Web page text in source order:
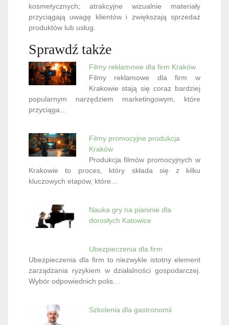
kosmetycznych; atrakcyjne wizualnie materiały
przyciągają uwagę klientów i zwiększają sprzedaż
produktów lub usług.
Sprawdź także
Filmy reklamowe dla firm Kraków
Filmy reklamowe dla firm w
Krakowie stają się coraz bardziej
popularnym narzędziem marketingowym, które
przyciąga…
Filmy promocyjne produkcja
Kraków
Produkcja filmów promocyjnych w
Krakowie to proces, który składa się z kilku
kluczowych etapów, które…
Nauka gry na pianinie dla
dorosłych Katowice
Ubezpieczenia dla firm
Ubezpieczenia dla firm to niezwykle istotny element
zarządzania ryzykiem w działalności gospodarczej.
Wybór odpowiednich polis…
Szkolenia dla gastronomii